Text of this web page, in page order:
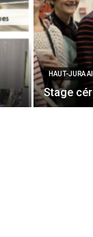
HAUT-JURA
Stage